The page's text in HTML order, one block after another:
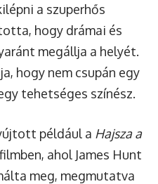
a szuperhős
hogy drámai és
megállja a helyét.
hogy nem csupán egy
tehetséges színész.
például a Hajsza a
ahol James Hunt
meg, megmutatva